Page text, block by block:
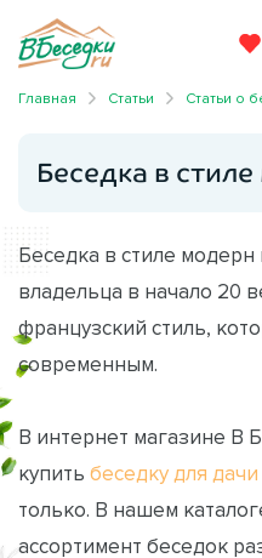
Главная Статьи Статьи о
Беседка в
Беседка в стиле модерн
владельца в начало 20
французский стиль,
современным.
В интернет магазине В
купить беседку для дачи
только. В нашем
ассортимент беседок